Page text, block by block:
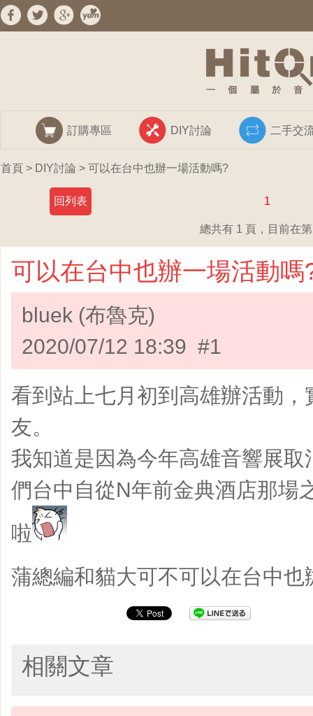
訂購專區 DIY討論 二手交
首頁 > DIY討論 > 可以在台中也辦一場活動嗎?
回列表 1
總共有 1 頁，目前在
可以在台中也辦一場活動嗎
bluek (布魯克)
2020/07/12 18:39 #1
看到站上七月初到高雄辦活動
友。
我知道是因為今年高雄音響展取
們台中自從N年前金典酒店那場
啦
蒲總編和貓大可不可以在台中也
相關文章